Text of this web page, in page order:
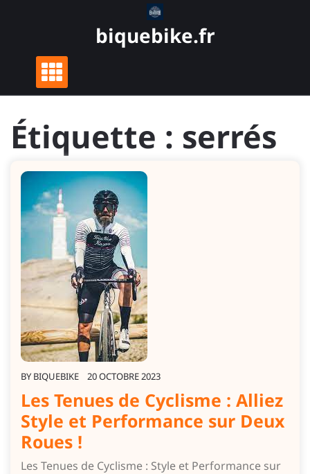
biquebike.fr
Étiquette : serrés
BY BIQUEBIKE 20 OCTOBRE 2023
Les Tenues de Cyclisme : Alliez
Style et Performance sur Deux
Roues !
Les Tenues de Cyclisme : Style et Performance sur